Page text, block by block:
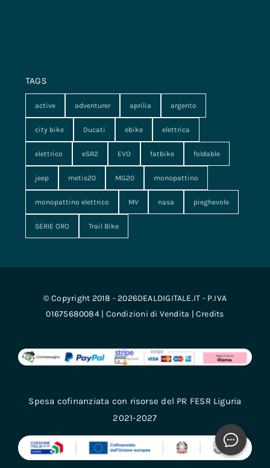
TAGS
active adventurer aprilia argento
city bike Ducati ebike elettrica
elettrico eSR2 EVO fatbike foldable
jeep metis20 MG20 monopattino
monopattino elettrico MV nasa pieghevole
SERIE ORO Trail Bike
© Copyright 2018 - 2026DEALDIGITALE.IT - P.IVA
01675680084 | Condizioni di Vendita | Credits
Spesa cofinanziata con risorse del PR FESR Liguria
2021-2027